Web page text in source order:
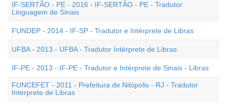
IF-SERTÃO - PE - 2016 - IF-SERTÃO - PE - Tradutor
Linguagem de Sinais
FUNDEP - 2014 - IF-SP - Tradutor e Intérprete de Libras
UFBA - 2013 - UFBA - Tradutor Intérprete de Libras
IF-PE - 2013 - IF-PE - Tradutor e Intérprete de Sinais - Libras
FUNCEFET - 2011 - Prefeitura de Nilópolis - RJ - Tradutor
Intérprete de Libras